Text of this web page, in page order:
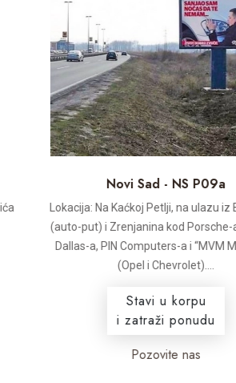
Novi Sad - NS P09a
Lokacija: Na Kaćkoj Petlji, na ulazu iz
(auto-put) i Zrenjanina kod Porsche-a,
Dallas-a, PIN Computers-a i “MVM
(Opel i Chevrolet)....
Stavi u korpu
i zatraži ponudu
Pozovite nas